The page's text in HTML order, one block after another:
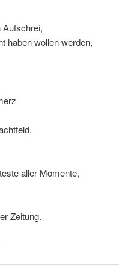
Aufschrei,
haben wollen werden,
aller Momente,
Zeitung.